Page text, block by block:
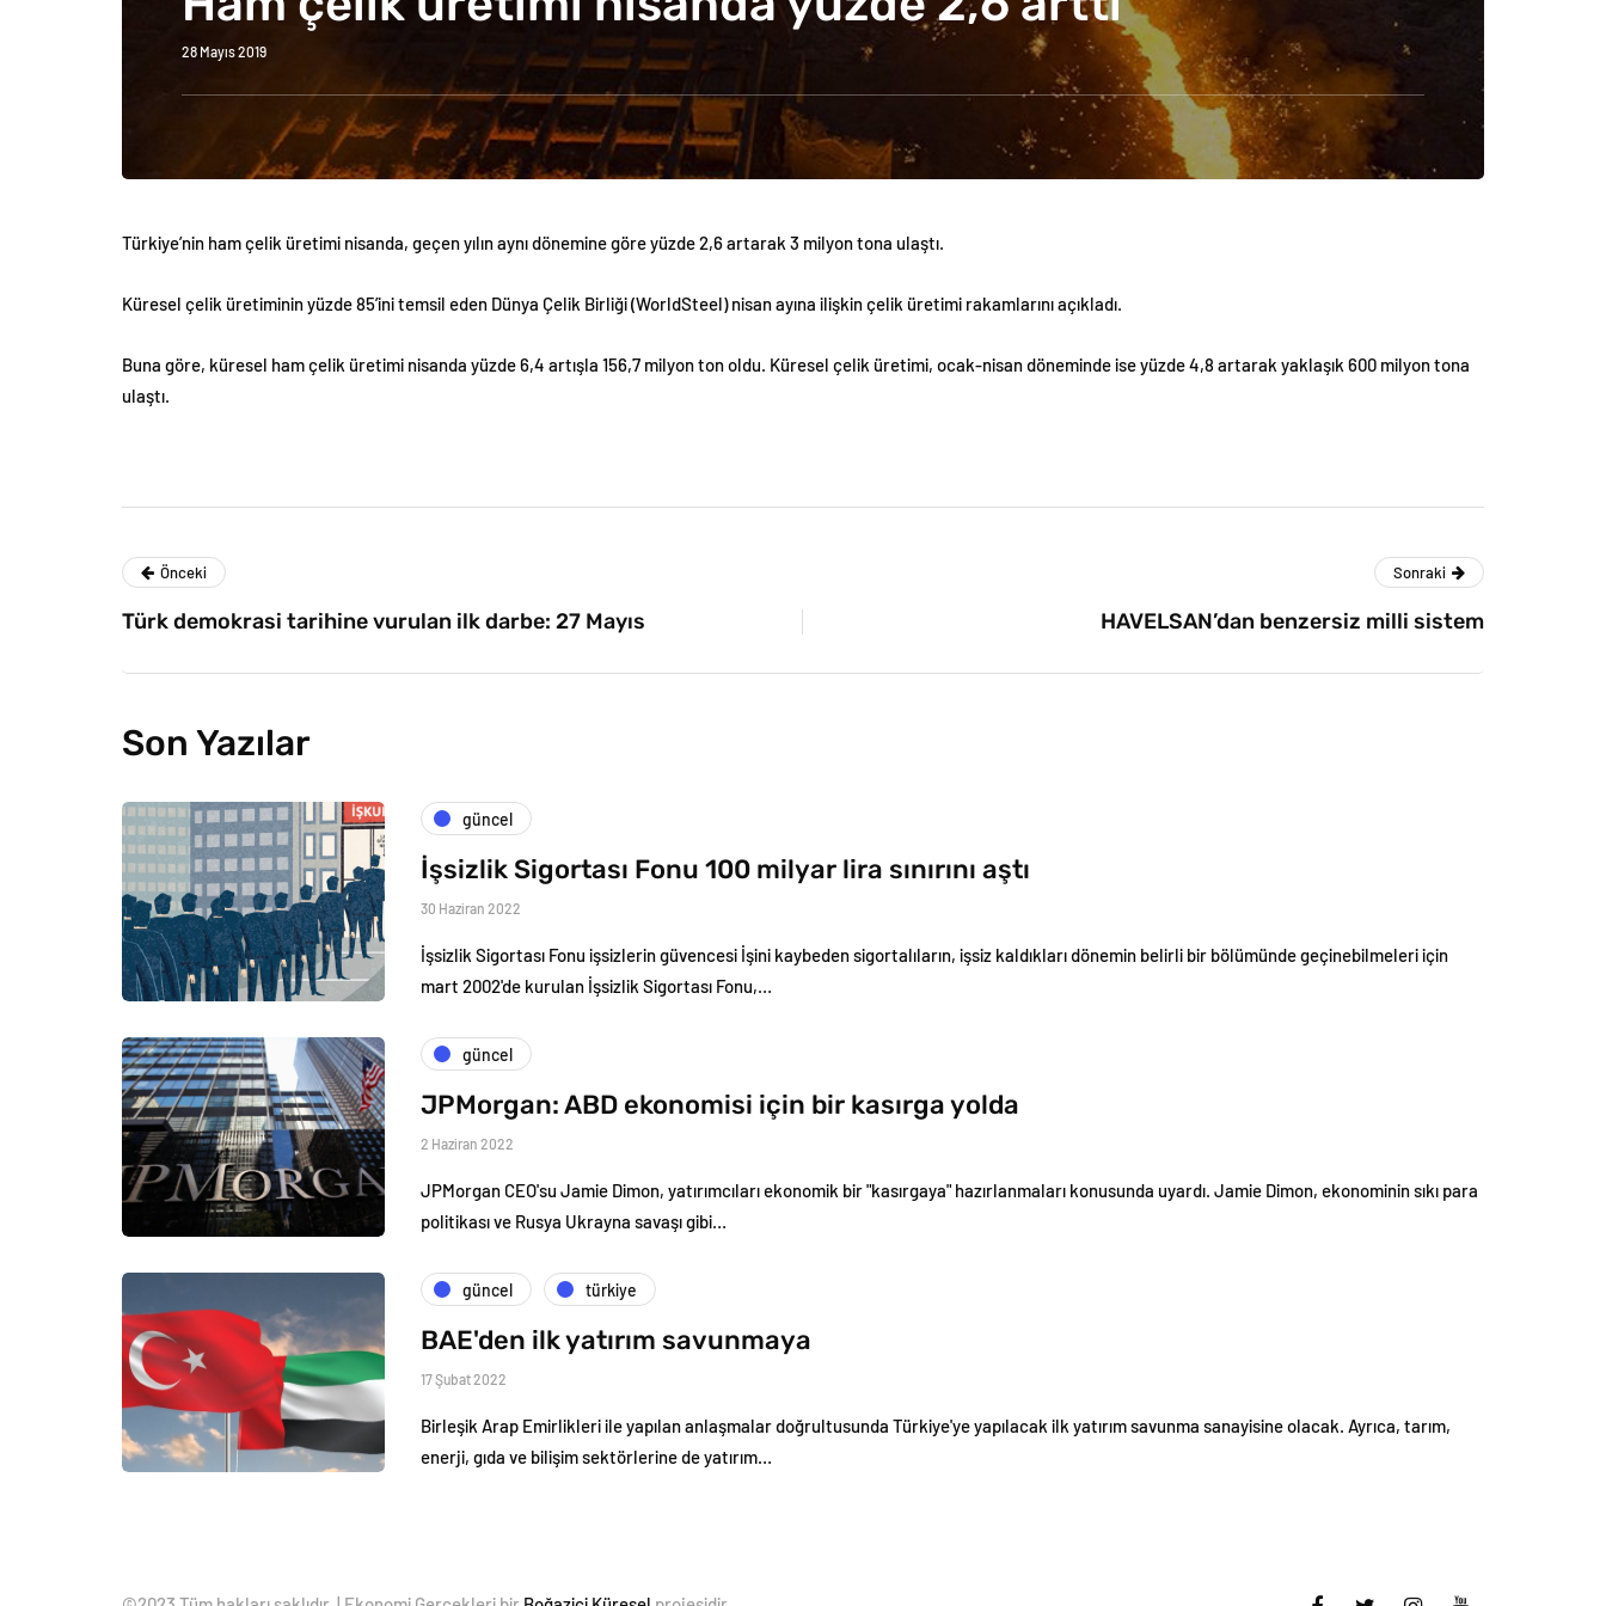
28 Mayıs 2019
Türkiye’nin ham çelik üretimi nisanda, geçen yılın aynı dönemine göre yüzde 2,6 artarak 3 milyon tona ulaştı.
Küresel çelik üretiminin yüzde 85’ini temsil eden Dünya Çelik Birliği (WorldSteel) nisan ayına ilişkin çelik üretimi rakamlarını açıkladı.
Buna göre, küresel ham çelik üretimi nisanda yüzde 6,4 artışla 156,7 milyon ton oldu. Küresel çelik üretimi, ocak-nisan döneminde ise yüzde 4,8 artarak yaklaşık 600 milyon tona
ulaştı.
Önceki
Türk demokrasi tarihine vurulan ilk darbe: 27 Mayıs
Sonraki
HAVELSAN’dan benzersiz milli sistem
Son Yazılar
güncel
İşsizlik Sigortası Fonu 100 milyar lira sınırını aştı
30 Haziran 2022
İşsizlik Sigortası Fonu işsizlerin güvencesi İşini kaybeden sigortalıların, işsiz kaldıkları dönemin belirli bir bölümünde geçinebilmeleri için
mart 2002'de kurulan İşsizlik Sigortası Fonu,…
güncel
JPMorgan: ABD ekonomisi için bir kasırga yolda
2 Haziran 2022
JPMorgan CEO'su Jamie Dimon, yatırımcıları ekonomik bir "kasırgaya" hazırlanmaları konusunda uyardı. Jamie Dimon, ekonominin sıkı para
politikası ve Rusya Ukrayna savaşı gibi…
güncel türkiye
BAE'den ilk yatırım savunmaya
17 Şubat 2022
Birleşik Arap Emirlikleri ile yapılan anlaşmalar doğrultusunda Türkiye'ye yapılacak ilk yatırım savunma sanayisine olacak. Ayrıca, tarım,
enerji, gıda ve bilişim sektörlerine de yatırım…